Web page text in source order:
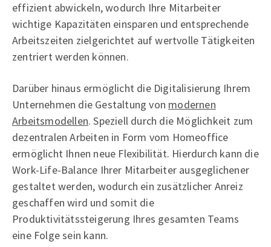
effizient abwickeln, wodurch Ihre Mitarbeiter
wichtige Kapazitäten einsparen und entsprechende
Arbeitszeiten zielgerichtet auf wertvolle Tätigkeiten
zentriert werden können.
Darüber hinaus ermöglicht die Digitalisierung Ihrem
Unternehmen die Gestaltung von modernen
Arbeitsmodellen. Speziell durch die Möglichkeit zum
dezentralen Arbeiten in Form vom Homeoffice
ermöglicht Ihnen neue Flexibilität. Hierdurch kann die
Work-Life-Balance Ihrer Mitarbeiter ausgeglichener
gestaltet werden, wodurch ein zusätzlicher Anreiz
geschaffen wird und somit die
Produktivitätssteigerung Ihres gesamten Teams
eine Folge sein kann.